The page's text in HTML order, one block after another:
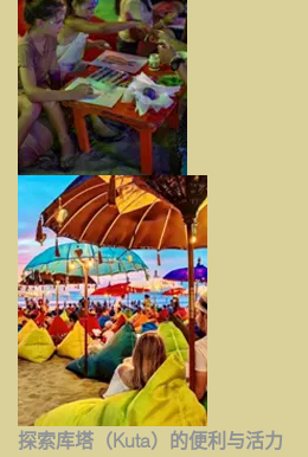
探索库塔（Kuta）的便利与活力